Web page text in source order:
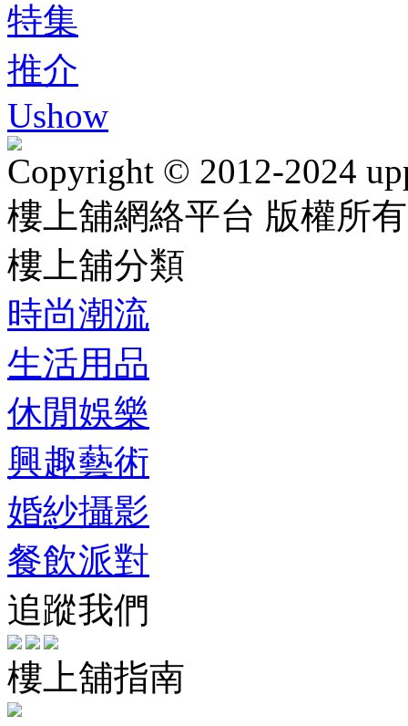
特集
推介
Ushow
Copyright © 2012-2024
樓上舖網絡平台 版權所
樓上舖分類
時尚潮流
生活用品
休閒娛樂
興趣藝術
婚紗攝影
餐飲派對
追蹤我們
樓上舖指南